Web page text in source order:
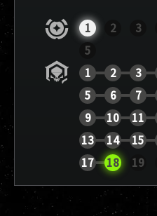
1 2 3
5
1
2 3
5
6 7
9
10 11
13
14 15
17
18 19